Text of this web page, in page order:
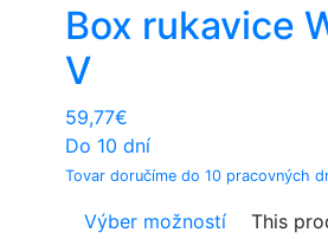
Box rukavice
V
59,77€
Do 10 dní
Tovar doručíme do 10 pracovných
Výber možností
This